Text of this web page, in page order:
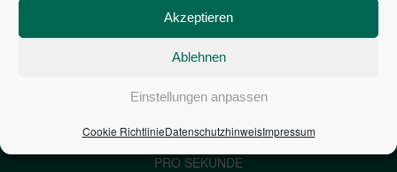
Akzeptieren
Ablehnen
Einstellungen anpassen
Cookie RichtlinieDatenschutzhinweisImpressum
NEUVERSCHULDUNG
PRO SEKUNDE
1,601€
ZINSEN
PRO SEKUNDE